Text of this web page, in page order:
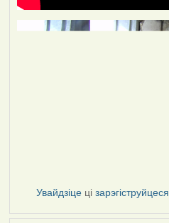
Увайдзіце цізарэгіструйцеся